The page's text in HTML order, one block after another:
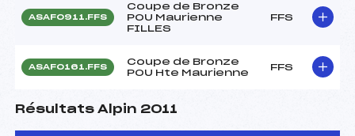
ASAF0911.FFS
Coupe de Bronze
POU Maurienne
FILLES
FFS
ASAF0161.FFS
Coupe de Bronze
POU Hte Maurienne
FFS
Résultats Alpin 2011